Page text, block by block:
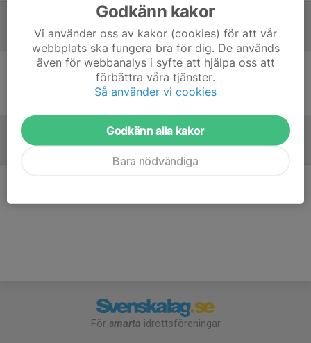
Laguppställning
Ingen uppställning ifylld
Referat
För smarta idrottsföreningar
Godkänn kakor
Vi använder oss av kakor (cookies) för att vår
webbplats ska fungera bra för dig. De används
även för webbanalys i syfte att hjälpa oss att
förbättra våra tjänster.
Så använder vi cookies
Godkänn alla kakor
Bara nödvändiga